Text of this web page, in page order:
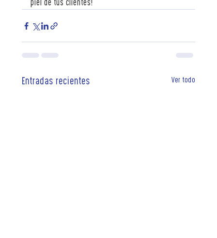
piel de tus clientes!
Entradas recientes Ver todo